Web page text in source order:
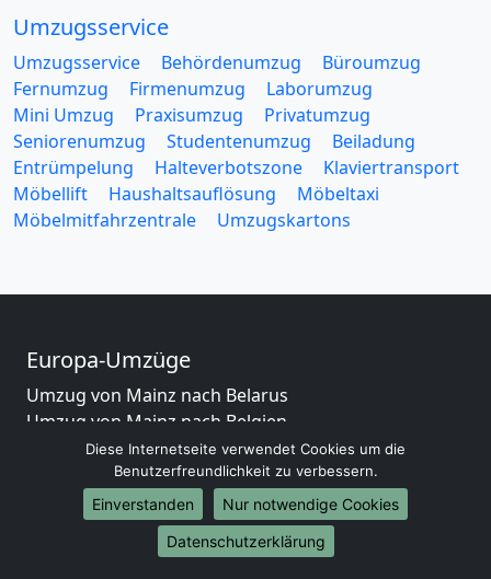
Umzugsservice
Umzugsservice Behördenumzug
Büroumzug
Fernumzug
Firmenumzug
Laborumzug
Mini Umzug
Praxisumzug
Privatumzug
Seniorenumzug
Studentenumzug
Beiladung
Entrümpelung
Halteverbotszone
Klaviertransport
Möbellift
Haushaltsauflösung
Möbeltaxi
Möbelmitfahrzentrale
Umzugskartons
Europa-Umzüge
Umzug von Mainz nach Belarus
Umzug von Mainz nach Belgien
Umzug von Mainz nach Bulgarien
Umzug von Mainz nach Dänemark
Umzug von Mainz nach England
Umzug von Mainz nach Portugal
Umzug von Mainz nach Bosnien und Herzegowina
Diese Internetseite verwendet Cookies um die
Benutzerfreundlichkeit zu verbessern.
Einverstanden
Nur notwendige Cookies
Datenschutzerklärung